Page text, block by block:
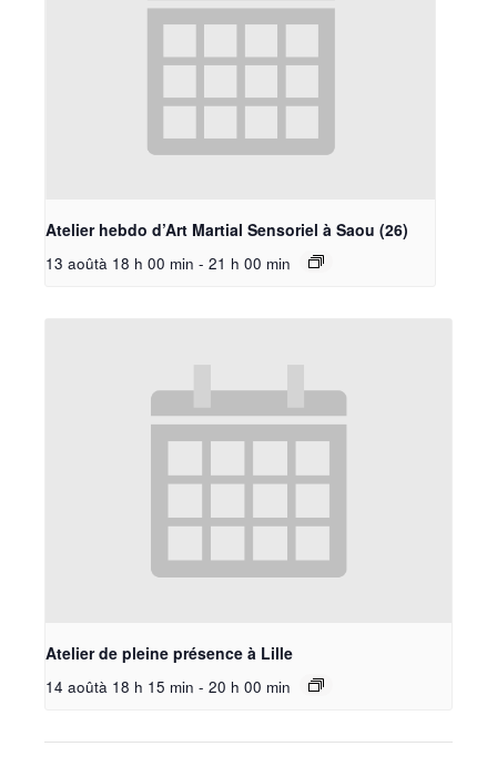
Atelier hebdo d’Art Martial Sensoriel à Saou (26)
13 aoûtà 18 h 00 min - 21 h 00 min
Atelier de pleine présence à Lille
14 aoûtà 18 h 15 min - 20 h 00 min